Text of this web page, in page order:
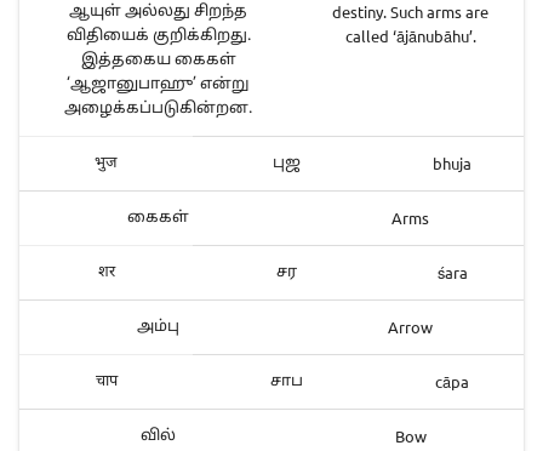
ஆயுள் அல்லது சிறந்த
விதியைக் குறிக்கிறது.
இத்தகைய கைகள்
‘ஆஜானுபாஹு’ என்று
அழைக்கப்படுகின்றன.
destiny. Such arms are
called ‘ājānubāhu’.
भुज புஜ bhuja
கைகள் Arms
शर சர śara
அம்பு Arrow
चाप சாப cāpa
வில் Bow